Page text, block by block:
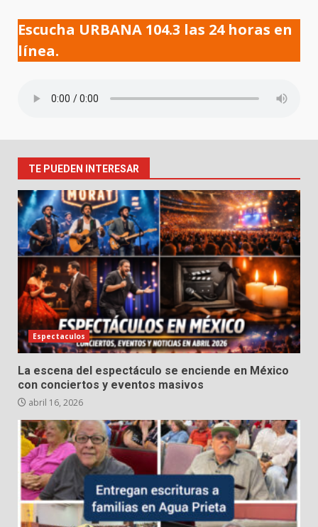
Escucha URBANA 104.3 las 24 horas en
línea.
TE PUEDEN INTERESAR
Espectaculos
La escena del espectáculo se enciende en México
con conciertos y eventos masivos
abril 16, 2026